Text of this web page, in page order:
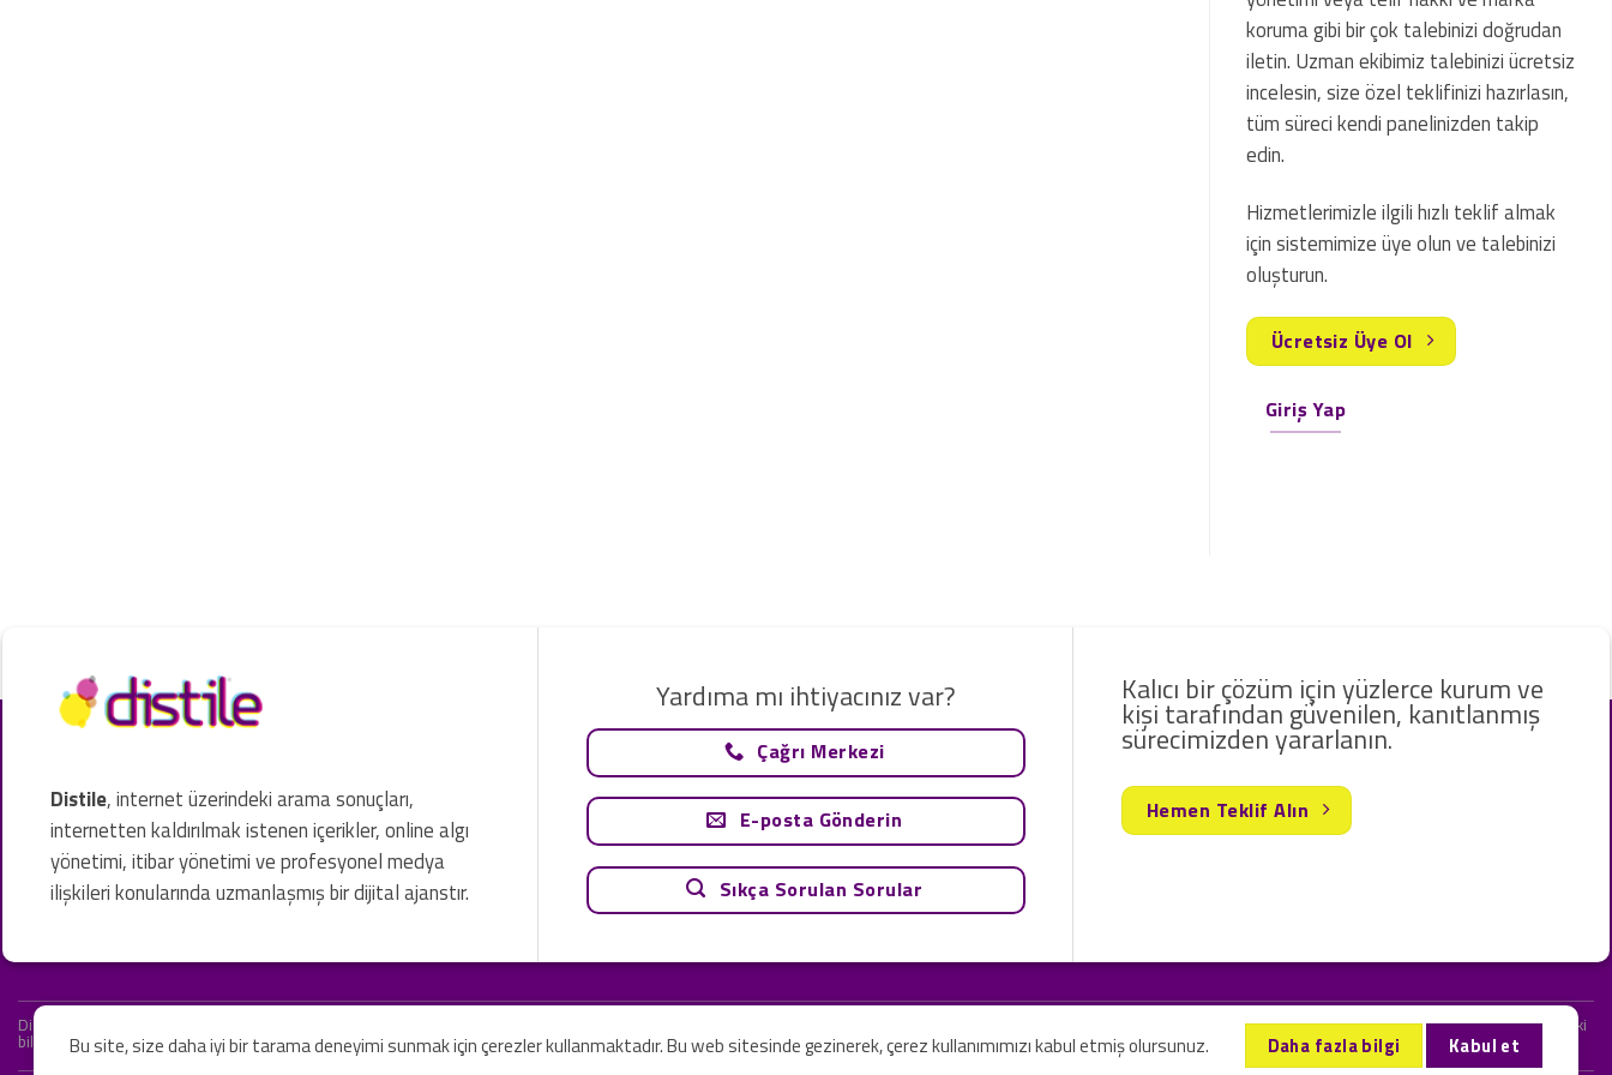
koruma gibi bir çok talebinizi doğrudan
iletin. Uzman ekibimiz talebinizi ücretsiz
incelesin, size özel teklifinizi hazırlasın,
tüm süreci kendi panelinizden takip
edin.
Hizmetlerimizle ilgili hızlı teklif almak
için sistemimize üye olun ve talebinizi
oluşturun.
Ücretsiz Üye Ol
Giriş Yap
Distile, internet üzerindeki arama sonuçları,
internetten kaldırılmak istenen içerikler, online algı
yönetimi, itibar yönetimi ve profesyonel medya
ilişkileri konularında uzmanlaşmış bir dijital ajanstır.
Yardıma mı ihtiyacınız var?
Çağrı Merkezi
E-posta Gönderin
Sıkça Sorulan Sorular
Kalıcı bir çözüm için yüzlerce kurum ve
kişi tarafından güvenilen, kanıtlanmış
sürecimizden yararlanın.
Hemen Teklif Alın
Distile bir hukuk firması değildir ve hizmetlerimizin hiçbiri resmi hukuki tavsiye olarak değerlendirilemez. Sadece teknoloji ve danışmanlık şirketi olarak hizmet vermekteyiz. Web sitemizde ve sizinle kurduğumuz iletişimlerdeki
bilgiler yalnızca genel bilgi niteliğindedir. Yasal tavsiye olarak değerlendirilmesi amaçlanmamıştır.
Bu site, size daha iyi bir tarama deneyimi sunmak için çerezler kullanmaktadır. Bu web sitesinde gezinerek, çerez kullanımımızı kabul etmiş olursunuz. Daha fazla bilgi Kabul et